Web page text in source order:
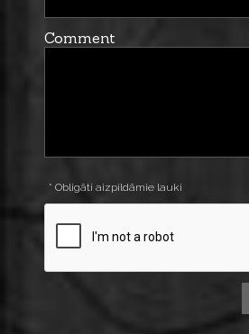
Comment
* Obligāti aizpildāmie lauki